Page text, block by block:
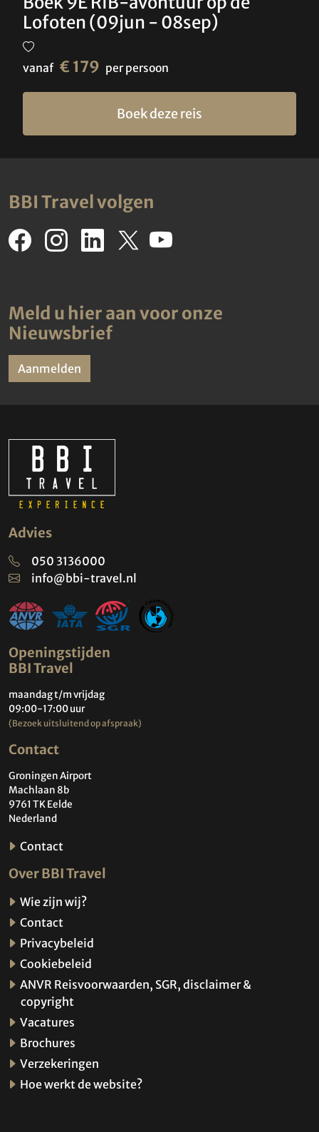
Lofoten (09jun - 08sep)
vanaf € 179 per persoon
Boek deze reis
BBI Travel volgen
Meld u hier aan voor onze
Nieuwsbrief
Aanmelden
Advies
050 3136000
info@bbi-travel.nl
Openingstijden
BBI Travel
maandag t/m vrijdag
09:00-17:00 uur
(Bezoek uitsluitend op afspraak)
Contact
Groningen Airport
Machlaan 8b
9761 TK Eelde
Nederland
Contact
Over BBI Travel
Wie zijn wij?
Contact
Privacybeleid
Cookiebeleid
ANVR Reisvoorwaarden, SGR, disclaimer &
copyright
Vacatures
Brochures
Verzekeringen
Hoe werkt de website?